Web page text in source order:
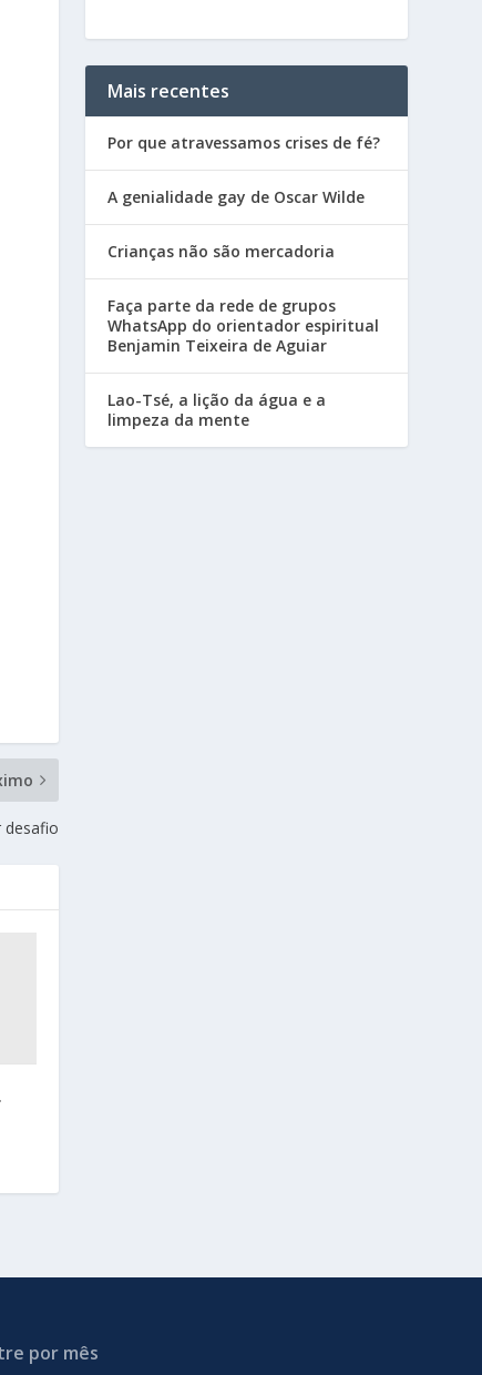
desafio
Mais recentes
Por que atravessamos crises de fé?
A genialidade gay de Oscar Wilde
Crianças não são mercadoria
Faça parte da rede de grupos
WhatsApp do orientador espiritual
Benjamin Teixeira de Aguiar
Lao-Tsé, a lição da água e a
limpeza da mente
por mês